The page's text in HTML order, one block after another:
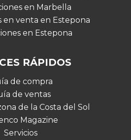
en Marbella
en venta en Estepona
en Estepona
RÁPIDOS
de compra
de ventas
de la Costa del Sol
Magazine
Servicios